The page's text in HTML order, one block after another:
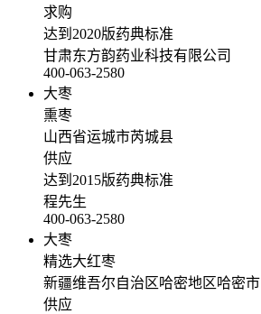
求购
达到2020版药典标准
甘肃东方韵药业科技有限公司
400-063-2580
大枣
熏枣
山西省运城市芮城县
供应
达到2015版药典标准
程先生
400-063-2580
大枣
精选大红枣
新疆维吾尔自治区哈密地区哈密市
供应